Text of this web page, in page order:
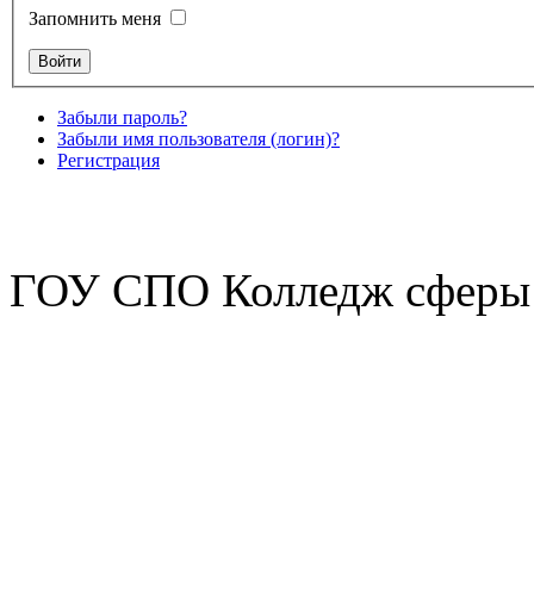
Запомнить меня
Забыли пароль?
Забыли имя пользователя (логин)?
Регистрация
ГОУ СПО Колледж сферы